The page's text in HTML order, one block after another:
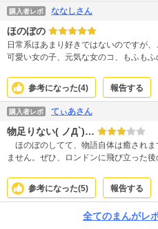
購入者レポ ななしさん
ほのぼの
日常系ほあまり好きではないのですが
可愛い女の子、元気な女のコ、もふも
そうであったかそうなたくさんの料理
てすごく良き！でもたった３巻で終わ
リアの魔法、コリーン達の父親の事、
が沢山あるのに…続きを熱望します！
参考になった(4) 報告する
購入者レポ てぃあさん
物足りない( ノД`)…
ほのぼのしてて、物語自体は癒され
ません。ぜひ、ロンドンに飛び立った
再びブナの森に帰ってくる「森の魔女
ちろん、アリアの恋愛模様も描いて欲し
参考になった(5) 報告する
全てのまんがレ